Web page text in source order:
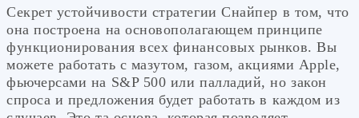
Секрет устойчивости стратегии Снайпер в том, что
она построена на основополагающем принципе
функционирования всех финансовых рынков. Вы
можете работать с мазутом, газом, акциями Apple,
фьючерсами на S&P 500 или палладий, но закон
спроса и предложения будет работать в каждом из